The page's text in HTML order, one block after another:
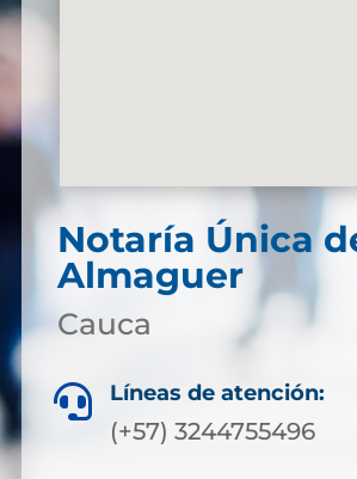
Notaría Única
Almaguer
Cauca
 Líneas de atención:
(+57) 3244755496